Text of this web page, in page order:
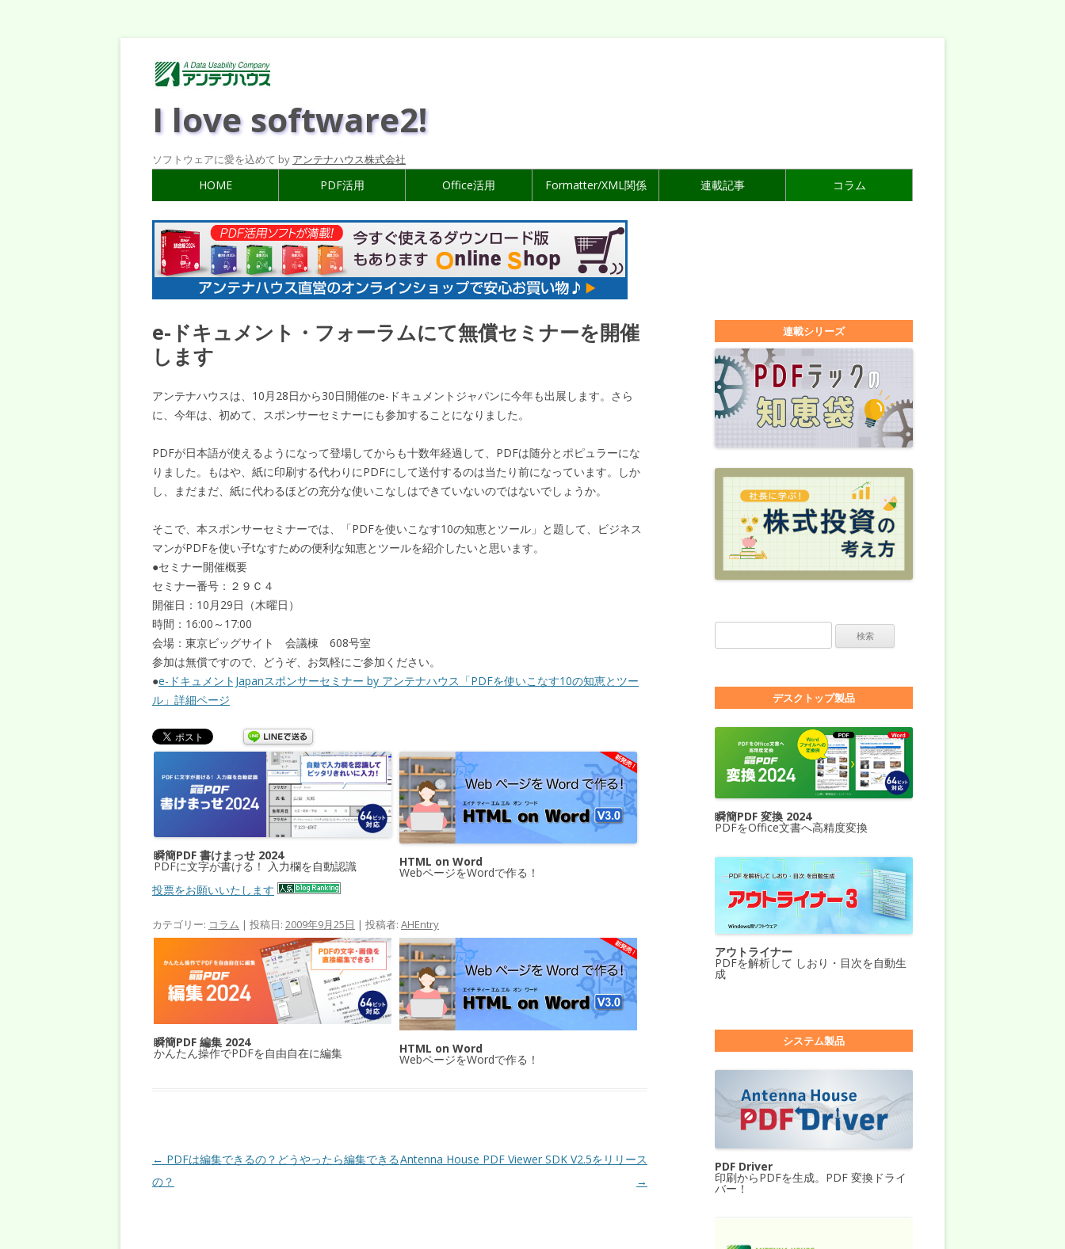
I love software2!
ソフトウェアに愛を込めて by アンテナハウス株式会社
HOME PDF活用 Office活用 Formatter/XML関係 連載記事 コラム
e-ドキュメント・フォーラムにて無償セミナーを開催
します
アンテナハウスは、10月28日から30日開催のe-ドキュメントジャパンに今年も出展します。さら
に、今年は、初めて、スポンサーセミナーにも参加することになりました。
PDFが日本語が使えるようになって登場してからも十数年経過して、PDFは随分とポピュラーにな
りました。もはや、紙に印刷する代わりにPDFにして送付するのは当たり前になっています。しか
し、まだまだ、紙に代わるほどの充分な使いこなしはできていないのではないでしょうか。
そこで、本スポンサーセミナーでは、「PDFを使いこなす10の知恵とツール」と題して、ビジネス
マンがPDFを使い子tなすための便利な知恵とツールを紹介したいと思います。
●セミナー開催概要
セミナー番号：２９Ｃ４
開催日：10月29日（木曜日）
時間：16:00～17:00
会場：東京ビッグサイト 会議棟 608号室
参加は無償ですので、どうぞ、お気軽にご参加ください。
●e-ドキュメントJapanスポンサーセミナー by アンテナハウス「PDFを使いこなす10の知恵とツー
ル」詳細ページ
瞬簡PDF 書けまっせ 2024
PDFに文字が書ける！ 入力欄を自動認識 HTML on Word
WebページをWordで作る！
投票をお願いいたします
カテゴリー: コラム | 投稿日: 2009年9月25日 | 投稿者: AHEntry
瞬簡PDF 編集 2024
かんたん操作でPDFを自由自在に編集 HTML on Word
WebページをWordで作る！
投稿ナビゲーション
← PDFは編集できるの？どうやったら編集できる
の？
Antenna House PDF Viewer SDK V2.5をリリース
→
連載シリーズ
デスクトップ製品
瞬簡PDF 変換 2024
PDFをOffice文書へ高精度変換
アウトライナー
PDFを解析して しおり・目次を自動生
成
システム製品
PDF Driver
印刷からPDFを生成。PDF 変換ドライ
バー！